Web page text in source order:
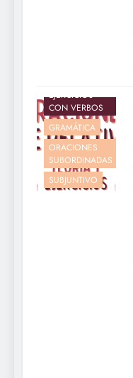
EJERCICIOS
CON VERBOS
GRAMÁTICA
ORACIONES
SUBORDINADAS
SUBJUNTIVO